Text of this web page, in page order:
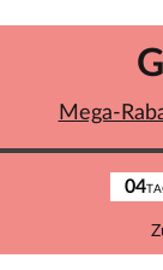
04
Mega-